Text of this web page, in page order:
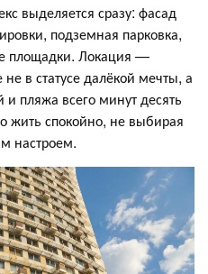
выделяется сразу: фасад
подземная парковка,
площадки. Локация —
в статусе далёкой мечты, а
пляжа всего минут десять
жить спокойно, не выбирая
настроем.